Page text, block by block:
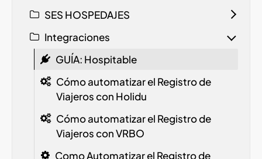
SES HOSPEDAJES
Integraciones
GUÍA: Hospitable
Cómo automatizar el Registro de
Viajeros con Holidu
Cómo automatizar el Registro de
Viajeros con VRBO
Como Automatizar el Registro de